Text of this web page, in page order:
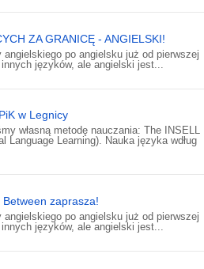
ZA GRANICĘ - ANGIELSKI!
po angielsku już od pierwszej
języków, ale angielski jest...
w Legnicy
własną metodę nauczania: The INSELL
Language Learning). Nauka języka wdług
zaprasza!
po angielsku już od pierwszej
języków, ale angielski jest...